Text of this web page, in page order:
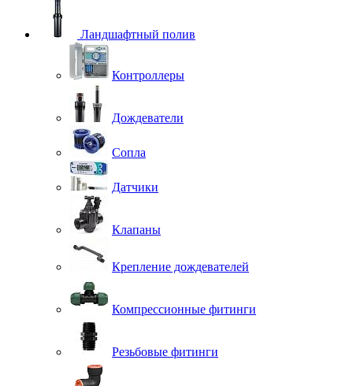
Ландшафтный полив
Контроллеры
Дождеватели
Сопла
Датчики
Клапаны
Крепление дождевателей
Компрессионные фитинги
Резьбовые фитинги